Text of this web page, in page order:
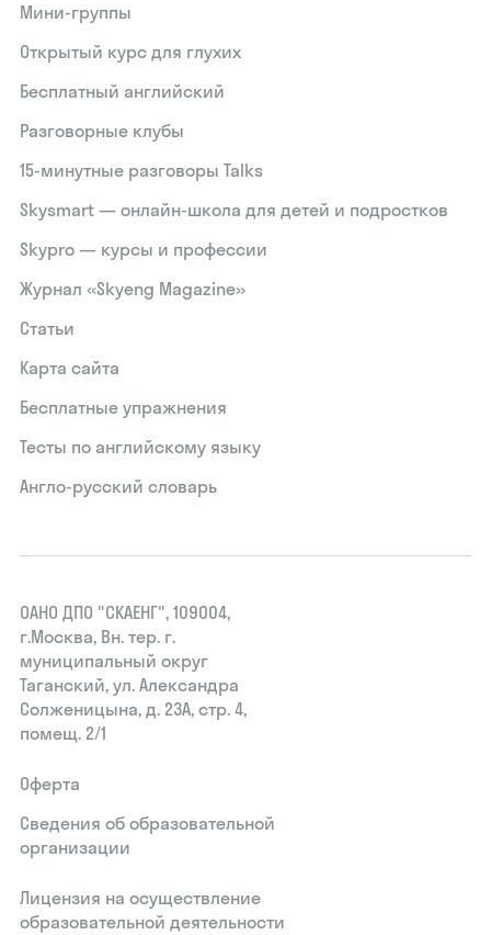
Мини-группы
Открытый курс для глухих
Бесплатный английский
Разговорные клубы
15‑минутные разговоры Talks
Skysmart — онлайн-школа для детей и подростков
Skypro — курсы и профессии
Журнал «Skyeng Magazine»
Статьи
Карта сайта
Бесплатные упражнения
Тесты по английскому языку
Англо-русский словарь
ОАНО ДПО "СКАЕНГ", 109004,
г.Москва, Вн. тер. г.
муниципальный округ
Таганский, ул. Александра
Солженицына, д. 23А, стр. 4,
помещ. 2/1
Оферта
Сведения об образовательной
организации
Лицензия на осуществление
образовательной деятельности